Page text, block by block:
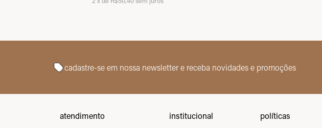
cadastre-se em nossa newslettere receba novidades e promoções
atendimento institucional políticas